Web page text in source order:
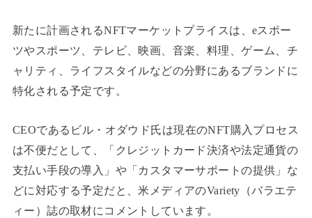
新たに計画されるNFTマーケットプライスは、eスポー
ツやスポーツ、テレビ、映画、音楽、料理、ゲーム、チ
ャリティ、ライフスタイルなどの分野にあるブランドに
特化される予定です。
CEOであるビル・オダウド氏は現在のNFT購入プロセス
は不便だとして、「クレジットカード決済や法定通貨の
支払い手段の導入」や「カスタマーサポートの提供」な
どに対応する予定だと、米メディアのVariety（バラエテ
ィー）誌の取材にコメントしています。